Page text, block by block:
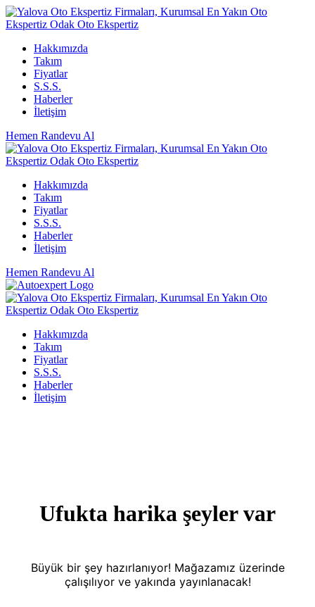
Hakkımızda
Takım
Fiyatlar
S.S.S.
Haberler
İletişim
Hemen Randevu Al
Hakkımızda
Takım
Fiyatlar
S.S.S.
Haberler
İletişim
Hemen Randevu Al
Hakkımızda
Takım
Fiyatlar
S.S.S.
Haberler
İletişim
Ufukta harika şeyler var
Büyük bir şey hazırlanıyor! Mağazamız üzerinde
çalışılıyor ve yakında yayınlanacak!